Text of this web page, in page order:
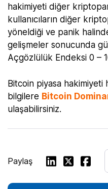
hakimiyeti diğer
kullanıcıların diğer
yöneldiği ve panik
gelişmeler sonucunda
Açgözlülük Endeksi 0 –
Bitcoin piyasa hakimiyeti
bilgilere Bitcoin
ulaşabilirsiniz.
Paylaş